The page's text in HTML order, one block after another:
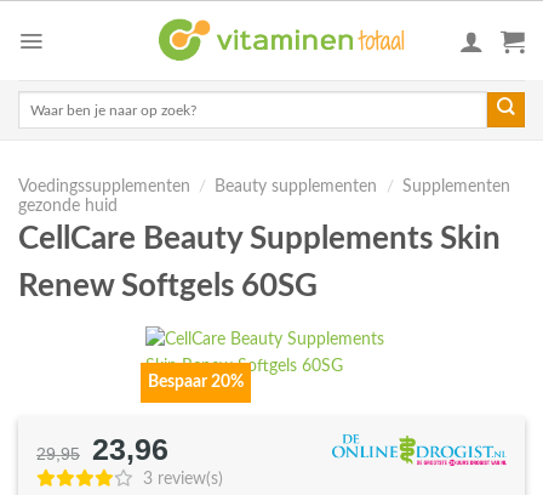
Voedingssupplementen / Beauty supplementen / Supplementen
gezonde huid
CellCare Beauty Supplements Skin
Renew Softgels 60SG
Bespaar 20%
29,95
Oorspronkelijke
prijs
23,96
prijs
3 review(s)